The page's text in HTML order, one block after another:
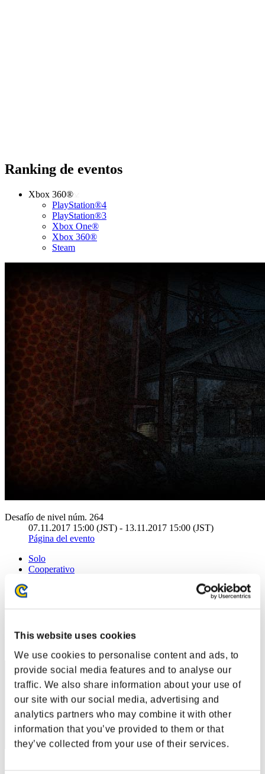
This website uses cookies
We use cookies to personalise content and ads, to
provide social media features and to analyse our
traffic. We also share information about your use of
our site with our social media, advertising and
analytics partners who may combine it with other
information that you’ve provided to them or that
they’ve collected from your use of their services.
Ranking de eventos
Xbox 360®
PlayStation®4
PlayStation®3
Xbox One®
Xbox 360®
Steam
Desafío de nivel núm. 264
07.11.2017 15:00 (JST) - 13.11.2017 15:00 (JST)
Página del evento
Solo
Cooperativo
(Los rankings se actualizan cada 6 horas.)
Rankings
Posición